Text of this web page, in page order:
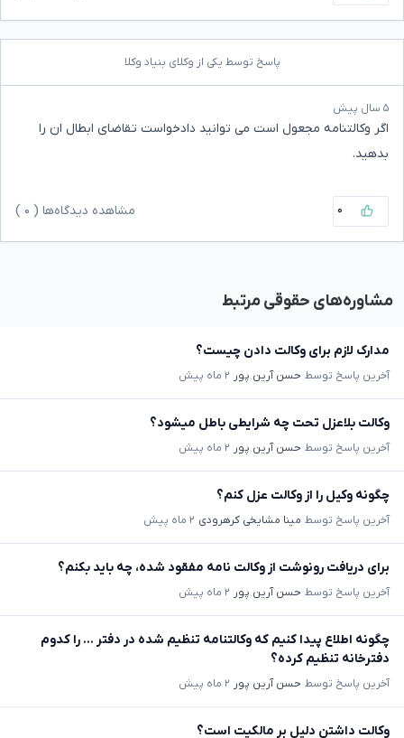
پاسخ توسط یکی از وکلای بنیاد وکلا
۵ سال پیش
اگر وکالتنامه مجعول است می توانید دادخواست تقاضای ابطال ان را
بدهید.
۰ مشاهده دیدگاه‌ها ( ۰
مشاوره‌های حقوقی مرتبط
مدارک لازم برای وکالت دادن چیست؟
آخرین پاسخ توسط حسن آرین پور ۲ ماه پیش
وکالت بلاعزل تحت چه شرایطی باطل میشود؟
آخرین پاسخ توسط حسن آرین پور ۲ ماه پیش
چگونه وکیل را از وکالت عزل کنم؟
آخرین پاسخ توسط مینا مشایخی کرهرودی ۲ ماه پیش
برای دریافت رونوشت از وکالت نامه مفقود شده، چه باید بکنم؟
آخرین پاسخ توسط حسن آرین پور ۲ ماه پیش
چگونه اطلاع پیدا کنیم که وکالتنامه تنظیم شده در دفتر ... را کدوم
دفترخانه تنظیم کرده؟
آخرین پاسخ توسط حسن آرین پور ۲ ماه پیش
وکالت داشتن دلیل بر مالکیت است؟